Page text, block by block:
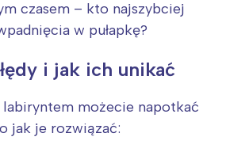
czasem – kto najszybciej
w pułapkę?
i jak ich unikać
labiryntem możecie napotkać
jak je rozwiązać: